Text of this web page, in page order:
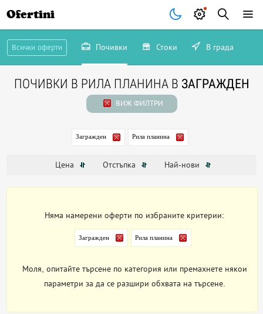
Ofertini
Всички оферти Почивки Стоки В града
ПОЧИВКИ В РИЛА ПЛАНИНА В ЗАГРАЖДЕН
ВИЖ ФИЛТРИ
Загражден Рила планина
Цена Отстъпка Най-нови
Няма намерени оферти по избраните критерии:
Загражден Рила планина
Моля, опитайте търсене по категория или премахнете някои
параметри за да се разшири обхвата на търсене.